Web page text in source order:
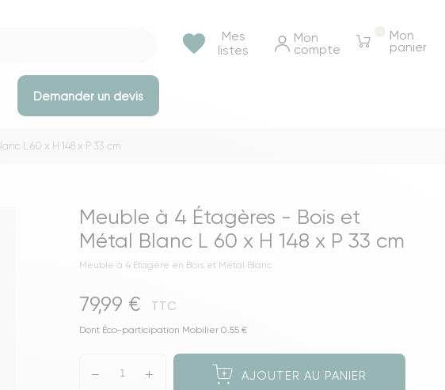
Mes
listes
favorite Mon
compte
Mon
panier
Portants & Dressings
Voir tous les meubles de rangements
Tables basse & appoints
Tables de chevet
Demander un devis
L 60 x H 148 x P 33 cm
Meuble à 4 Étagères - Bois et
Métal Blanc L 60 x H 148 x P 33 cm
Meuble à 4 Étagère en Bois et Métal Blanc
79,99 € TTC
Dont Éco-participation Mobilier 0.55 €
AJOUTER AU PANIER